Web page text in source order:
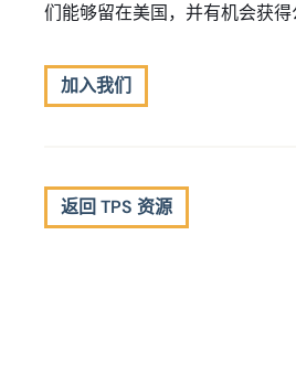
们能够留在美国，并有机会获得
加入我们
返回 TPS 资源